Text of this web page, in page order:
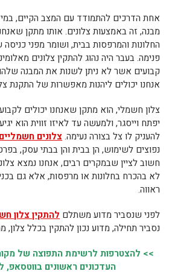
אחת הדרכים להתמודד עם המצב הקיים,
מבנה, זה באמצעות צלונים. אותו מתקן
החלונות והמרפסות בבית, ושומר מפני
פנימה. בעבר היה נהוג להתקין צלונים
קבועים אשר לא ניתן לשנות את המבנה
אנחנו יכולים ליהנות מאפשרות של התקנת
צלון חשמלי, הוא מתקן שאנחנו יכולים
יפתח וייסגר, ולמעשה עד לאיזו זווית הוא
להעניק לו צל בצורה נעימה.צלונים
נפוצים לשימוש, הן בבית והן בבתי עסק,
חשוב לציין שבמקרים רבים, אנחנו נמצא
לא בהכרח בחלונות או מרפסות, אלא גם
ראווה.
לפני שנסביר מדוע משתלם להתקין צלון
נסביר תחילה, מדוע נכון להתקין בכלל
>> להצטרפות לרשימת התפוצה של
העדכונים ראשונים בווטסאפ,